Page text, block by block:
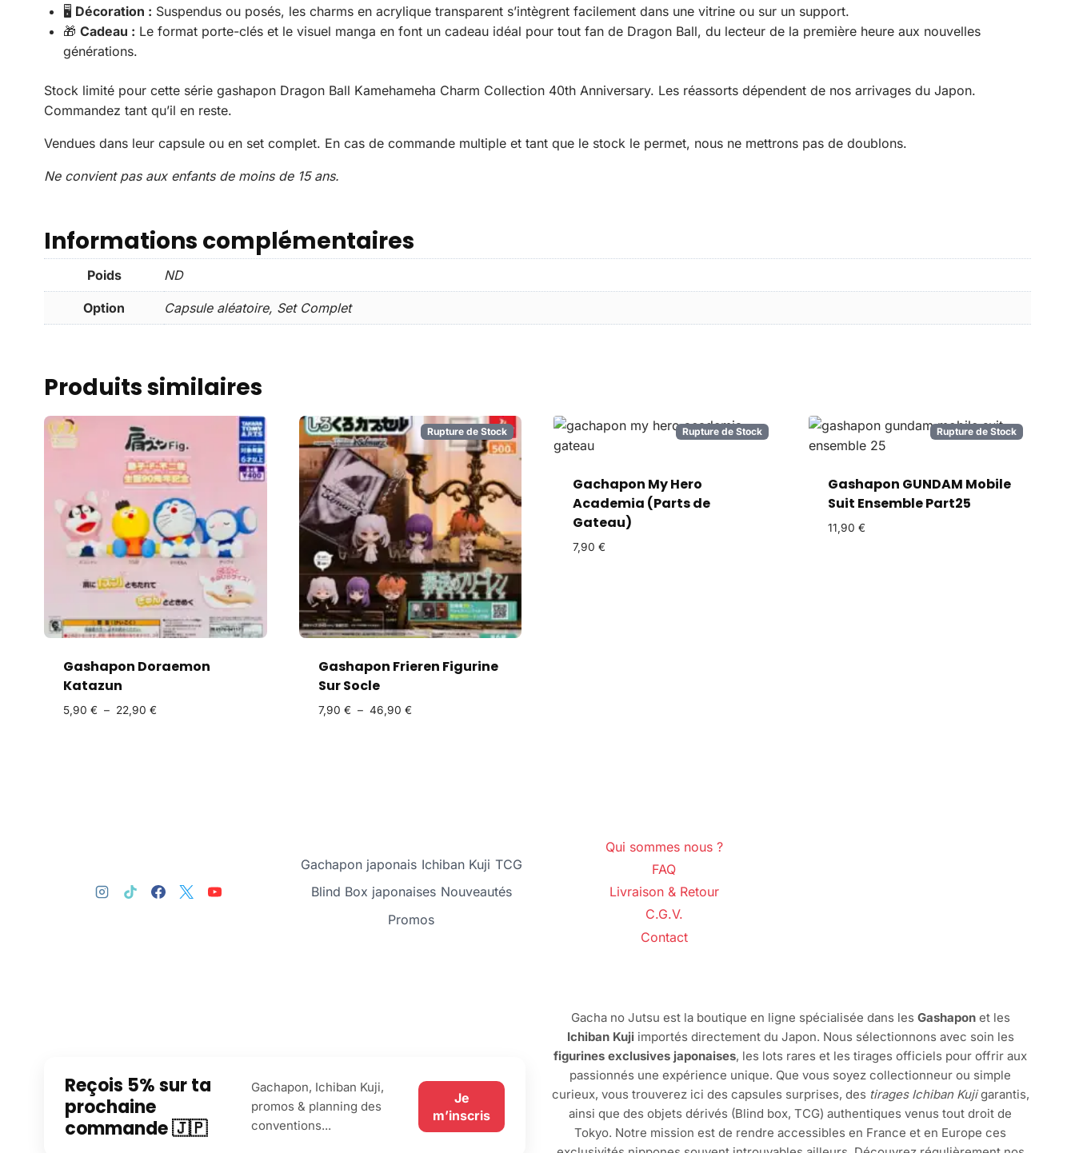
🖥️ Décoration : Suspendus ou posés, les charms en acrylique transparent s’intègrent facilement dans une vitrine ou sur un support.
🎁 Cadeau : Le format porte-clés et le visuel manga en font un cadeau idéal pour tout fan de Dragon Ball, du lecteur de la première heure aux nouvelles
générations.
Stock limité pour cette série gashapon Dragon Ball Kamehameha Charm Collection 40th Anniversary. Les réassorts dépendent de nos arrivages du Japon.
Commandez tant qu’il en reste.
Vendues dans leur capsule ou en set complet. En cas de commande multiple et tant que le stock le permet, nous ne mettrons pas de doublons.
Ne convient pas aux enfants de moins de 15 ans.
Informations complémentaires
Poids ND
Option Capsule aléatoire, Set Complet
Produits similaires
Gashapon Doraemon
Katazun
5,90 € – 22,90 €
Rupture de Stock
Gashapon Frieren Figurine
Sur Socle
7,90 € – 46,90 €
Rupture de Stock
Gachapon My Hero
Academia (Parts de
Gateau)
7,90 €
Rupture de Stock
Gashapon GUNDAM Mobile
Suit Ensemble Part25
11,90 €
Gachapon japonais Ichiban Kuji TCG
Blind Box japonaises Nouveautés
Promos
Qui sommes nous ?
FAQ
Livraison & Retour
C.G.V.
Contact
Reçois 5% sur ta
prochaine
commande 🇯🇵
Gachapon, Ichiban Kuji,
promos & planning des
conventions...
Je
m’inscris
Gacha no Jutsu est la boutique en ligne spécialisée dans les Gashaponet les
Ichiban Kujiimportés directement du Japon. Nous sélectionnons avec soin les
figurines exclusives japonaises, les lots rares et les tirages officiels pour offrir aux
passionnés une expérience unique. Que vous soyez collectionneur ou simple
curieux, vous trouverez ici des capsules surprises, des tirages Ichiban Kujigarantis,
ainsi que des objets dérivés (Blind box, TCG) authentiques venus tout droit de
Tokyo. Notre mission est de rendre accessibles en France et en Europe ces